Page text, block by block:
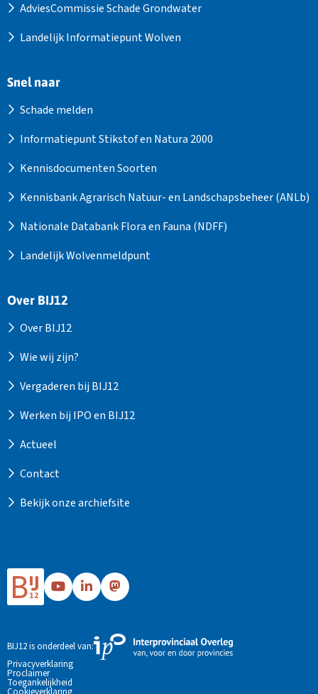
AdviesCommissie Schade Grondwater
Landelijk Informatiepunt Wolven
Snel naar
Schade melden
Informatiepunt Stikstof en Natura 2000
Kennisdocumenten Soorten
Kennisbank Agrarisch Natuur- en Landschapsbeheer (ANLb)
Nationale Databank Flora en Fauna (NDFF)
Landelijk Wolvenmeldpunt
Over BIJ12
Over BIJ12
Wie wij zijn?
Vergaderen bij BIJ12
Werken bij IPO en BIJ12
Actueel
Contact
Bekijk onze archiefsite
Ga
naar
pagina
Ga
naar
LinkedIn
pagina
Ga
naar
Mastodon
pagina
BIJ12 is onderdeel van:
Externe
link
Privacyverklaring
Proclaimer
Toegankelijkheid